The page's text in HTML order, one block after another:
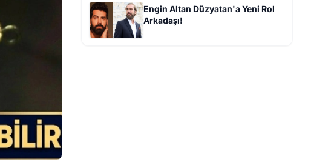
Engin Altan Düzyatan'a Yeni Rol
Arkadaşı!